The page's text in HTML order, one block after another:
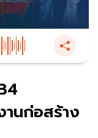
นก่อสร้าง